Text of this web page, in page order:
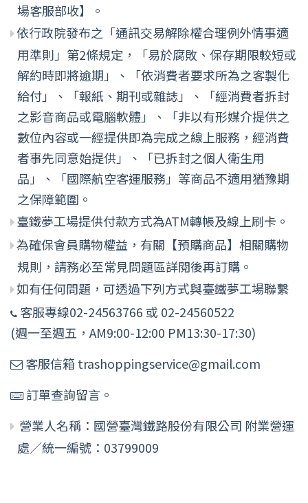
場客服部收】。
依行政院發布之「通訊交易解除權合理例外情事適
用準則」第2條規定，「易於腐敗、保存期限較短或
解約時即將逾期」、「依消費者要求所為之客製化
給付」、「報紙、期刊或雜誌」、「經消費者拆封
之影音商品或電腦軟體」、「非以有形媒介提供之
數位內容或一經提供即為完成之線上服務，經消費
者事先同意始提供」、「已拆封之個人衛生用
品」、「國際航空客運服務」等商品不適用猶豫期
之保障範圍。
臺鐵夢工場提供付款方式為ATM轉帳及線上刷卡。
為確保會員購物權益，有關【預購商品】相關購物
規則，請務必至常見問題區詳閱後再訂購。
如有任何問題，可透過下列方式與臺鐵夢工場聯繫
客服專線02-24563766 或 02-24560522
(週一至週五，AM9:00-12:00 PM13:30-17:30)
客服信箱 trashoppingservice@gmail.com
訂單查詢留言。
營業人名稱：國營臺灣鐵路股份有限公司 附業營運
處／統一編號：03799009